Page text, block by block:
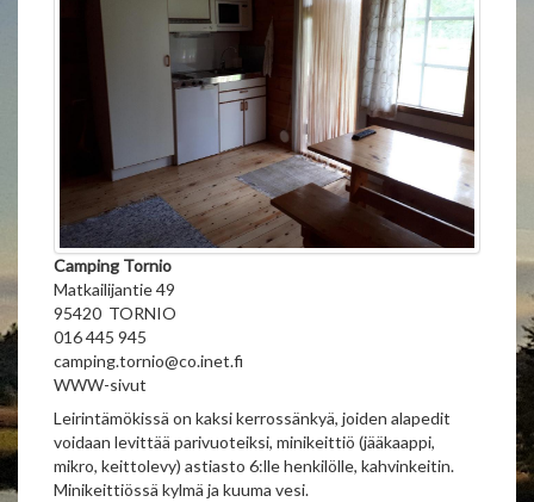
Camping Tornio
Matkailijantie 49
95420 TORNIO
016 445 945
camping.tornio@co.inet.fi
WWW-sivut
Leirintämökissä on kaksi kerrossänkyä, joiden alapedit
voidaan levittää parivuoteiksi, minikeittiö (jääkaappi,
mikro, keittolevy) astiasto 6:lle henkilölle, kahvinkeitin.
Minikeittiössä kylmä ja kuuma vesi.